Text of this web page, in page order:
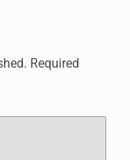
Required